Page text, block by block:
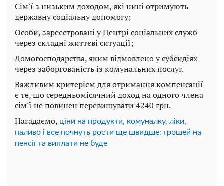
Сім'ї з низьким доходом, які нині отримують
державну соціальну допомогу;
Особи, зареєстровані у Центрі соціальних служб
через складні життєві ситуації;
Домогосподарства, яким відмовлено у субсидіях
через заборгованість із комунальних послуг.
Важливим критерієм для отримання компенсації
є те, що середньомісячний доход на одного члена
сім'ї не повинен перевищувати 4240 грн.
Нагадаємо, ціни на продукти, комуналку, ліки,
паливо і все почнуть рости ще швидше: грошей на
пенсії та виплати не буде